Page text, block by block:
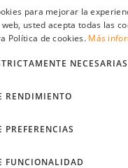
empresas
para mejorar la
usted acepta todas las
Política de cookies. Más
NECESARIAS
RENDIMIENTO
PREFERENCIAS
FUNCIONALIDAD